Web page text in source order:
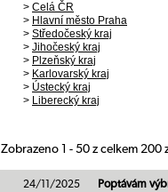
> Celá ČR
> Hlavní město Praha
> Středočeský kraj
> Jihočeský kraj
> Plzeňský kraj
> Karlovarský kraj
> Ústecký kraj
> Liberecký kraj
Zobrazeno 1 - 50 z celkem 200
24/11/2025 Poptávám